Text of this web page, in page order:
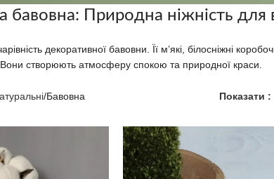
бавовна: Природна ніжність для
декоративної бавовни. Її м’які, білосніжні
створюють атмосферу спокою та природної краси.
Бавовна Показати